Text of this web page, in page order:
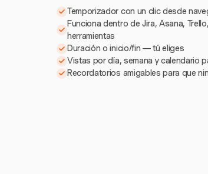
Temporizador con un clic desde
Funciona dentro de Jira, Asana,
herramientas
Duración o inicio/fin — tú eliges
Vistas por día, semana y calendario
Recordatorios amigables para que